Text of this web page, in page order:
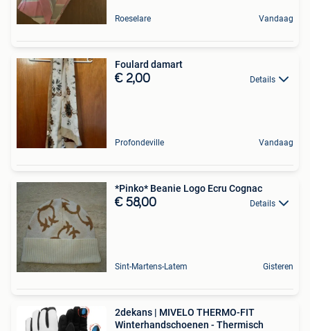
Roeselare Vandaag
Foulard damart
€ 2,00 Details
Profondeville Vandaag
*Pinko* Beanie Logo Ecru Cognac
€ 58,00 Details
Sint-Martens-Latem Gisteren
2dekans | MIVELO THERMO-FIT
Winterhandschoenen - Thermisch